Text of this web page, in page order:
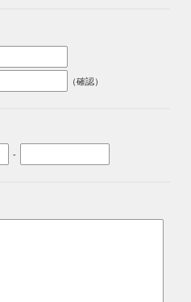
（確認）
-